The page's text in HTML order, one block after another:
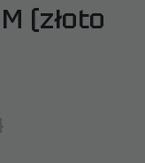
(złoto